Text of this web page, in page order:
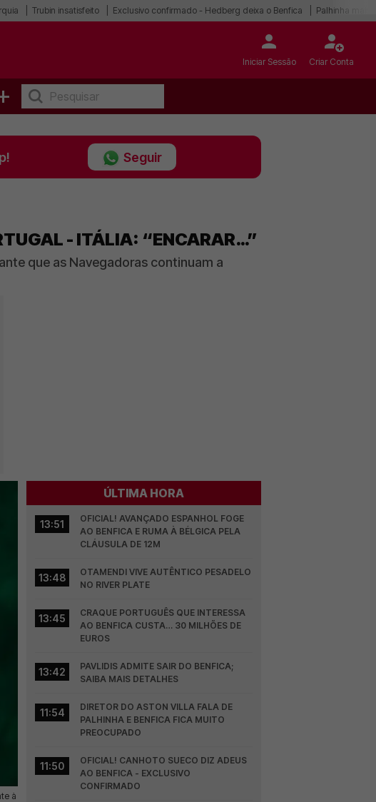
Trubin insatisfeito Exclusivo confirmado - Hedberg deixa o Benfica Palhinha mais
Iniciar Sessão Criar Conta
Seguir
- ITÁLIA: “ENCARAR…”
que as Navegadoras continuam a
à
ÚLTIMA HORA
13:51
OFICIAL! AVANÇADO ESPANHOL FOGE
AO BENFICA E RUMA À BÉLGICA PELA
CLÁUSULA DE 12M
13:48
OTAMENDI VIVE AUTÊNTICO PESADELO
NO RIVER PLATE
13:45
CRAQUE PORTUGUÊS QUE INTERESSA
AO BENFICA CUSTA… 30 MILHÕES DE
EUROS
13:42
PAVLIDIS ADMITE SAIR DO BENFICA;
SAIBA MAIS DETALHES
11:54
DIRETOR DO ASTON VILLA FALA DE
PALHINHA E BENFICA FICA MUITO
PREOCUPADO
11:50
OFICIAL! CANHOTO SUECO DIZ ADEUS
AO BENFICA - EXCLUSIVO
CONFIRMADO